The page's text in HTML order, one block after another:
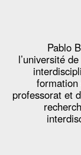
Pablo
l’université
formation
professorat et